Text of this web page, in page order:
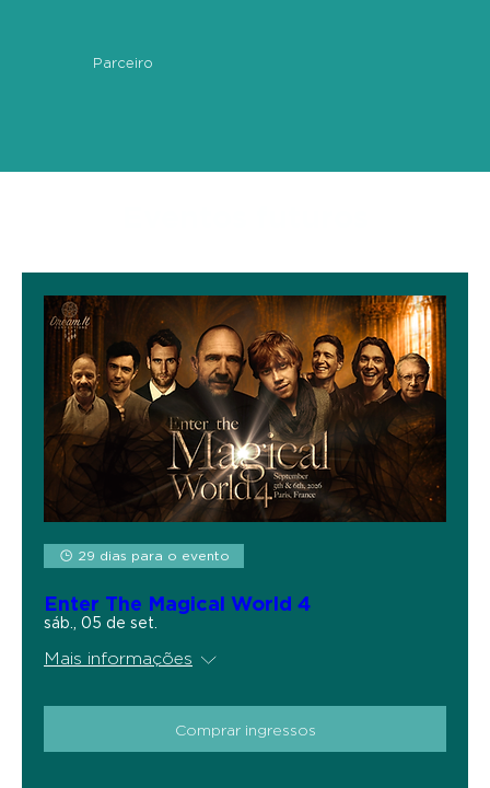
Parceiro
29 dias para o evento
Enter The Magical World 4
sáb., 05 de set.
Mais informações
Comprar ingressos